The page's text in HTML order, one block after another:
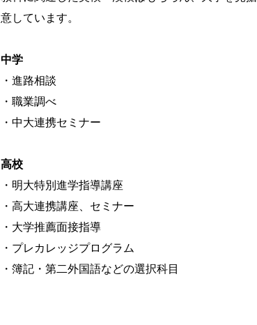
意しています。
中学
・進路相談
・職業調べ
・中大連携セミナー
高校
・明大特別進学指導講座
・高大連携講座、セミナー
・大学推薦面接指導
・プレカレッジプログラム
・簿記・第二外国語などの選択科目